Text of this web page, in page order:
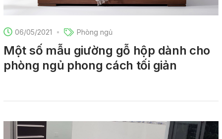
06/05/2021 Phòng ngủ
Một số mẫu giường gỗ hộp dành cho
phòng ngủ phong cách tối giản